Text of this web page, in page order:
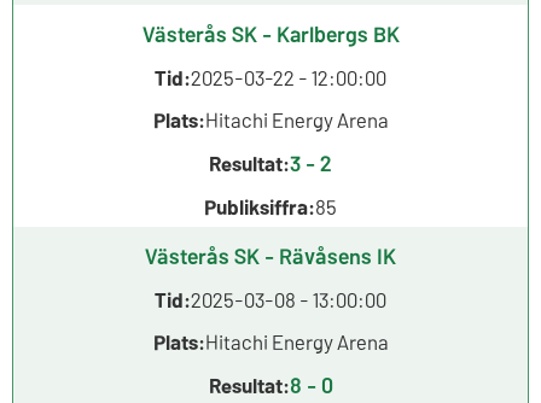
Västerås SK - Karlbergs BK
Tid:2025-03-22 - 12:00:00
Plats:Hitachi Energy Arena
Resultat:3 - 2
Publiksiffra:85
Västerås SK - Rävåsens IK
Tid:2025-03-08 - 13:00:00
Plats:Hitachi Energy Arena
Resultat:8 - 0